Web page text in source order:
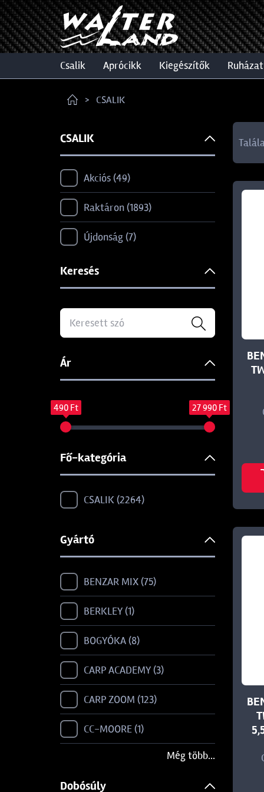
csalik aprócikk kiegészítők ruházat
CSALIK
CSALIK
Akciós 49
Raktáron 1893
Újdonság 7
Keresés
Ár
490 Ft 27 990 Ft
Fő-kategória
CSALIK 2264
Gyártó
BENZAR MIX 75
BERKLEY 1
BOGYÓKA 8
CARP ACADEMY 3
CARP ZOOM 123
CC-MOORE 1
DYNAMITE BAITS
Még több...
Dobósúly